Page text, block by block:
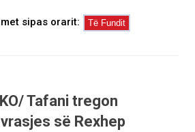
sipas orarit:
Tafani tregon
së Rexhep